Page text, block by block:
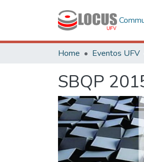
Home Eventos UFV
SBQP